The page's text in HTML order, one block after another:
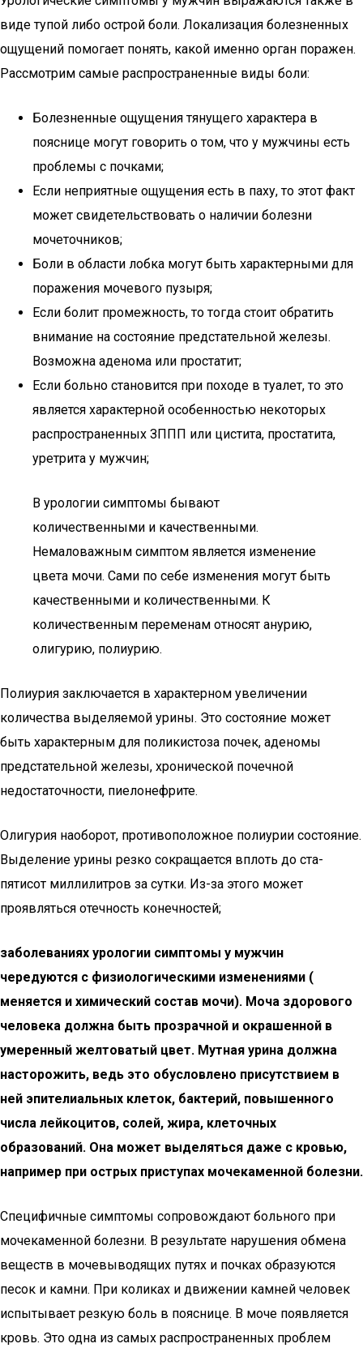
виде тупой либо острой боли. Локализация болезненных
ощущений помогает понять, какой именно орган поражен.
Рассмотрим самые распространенные виды боли:
Болезненные ощущения тянущего характера в
пояснице могут говорить о том, что у мужчины есть
проблемы с почками;
Если неприятные ощущения есть в паху, то этот факт
может свидетельствовать о наличии болезни
мочеточников;
Боли в области лобка могут быть характерными для
поражения мочевого пузыря;
Если болит промежность, то тогда стоит обратить
внимание на состояние предстательной железы.
Возможна аденома или простатит;
Если больно становится при походе в туалет, то это
является характерной особенностью некоторых
распространенных ЗППП или цистита, простатита,
уретрита у мужчин;
В урологии симптомы бывают
количественными и качественными.
Немаловажным симптом является изменение
цвета мочи. Сами по себе изменения могут быть
качественными и количественными. К
количественным переменам относят анурию,
олигурию, полиурию.
Полиурия заключается в характерном увеличении
количества выделяемой урины. Это состояние может
быть характерным для поликистоза почек, аденомы
предстательной железы, хронической почечной
недостаточности, пиелонефрите.
Олигурия наоборот, противоположное полиурии состояние.
Выделение урины резко сокращается вплоть до ста-
пятисот миллилитров за сутки. Из-за этого может
проявляться отечность конечностей;
заболеваниях урологии симптомы у мужчин
чередуются с физиологическими изменениями (
меняется и химический состав мочи). Моча здорового
человека должна быть прозрачной и окрашенной в
умеренный желтоватый цвет. Мутная урина должна
насторожить, ведь это обусловлено присутствием в
ней эпителиальных клеток, бактерий, повышенного
числа лейкоцитов, солей, жира, клеточных
образований. Она может выделяться даже с кровью,
например при острых приступах мочекаменной болезни.
Специфичные симптомы сопровождают больного при
мочекаменной болезни. В результате нарушения обмена
веществ в мочевыводящих путях и почках образуются
песок и камни. При коликах и движении камней человек
испытывает резкую боль в пояснице. В моче появляется
кровь. Это одна из самых распространенных проблем